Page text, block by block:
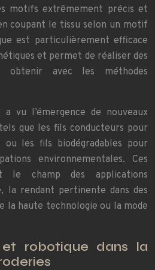
motifs extrêmement précis et
coupant le tissu selon un motif
est particulièrement efficace
et permet de réaliser des
obtenir avec les méthodes
vu l’émergence de nouveaux
que les fils conducteurs pour
les fils biodégradables pour
environnementales. Ces
le champ des applications
la rendant pertinente dans des
la haute technologie ou la mode
et robotique dans la